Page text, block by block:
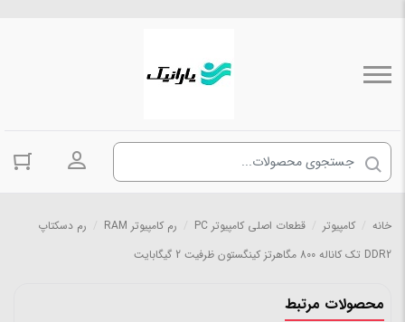
ورود به
خانه کامپیوتر قطعات اصلی کامپیوتر PC رم کامپیوتر RAM
رم دسکتاپ
DDR2 تک کاناله 800 مگاهرتز کینگستون ظرفیت 2 گیگابایت
محصولات مرتبط